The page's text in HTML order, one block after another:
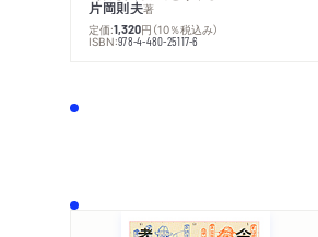
片岡則夫著
定価:1,320円 （10％税込み）
ISBN:978-4-480-25117-6